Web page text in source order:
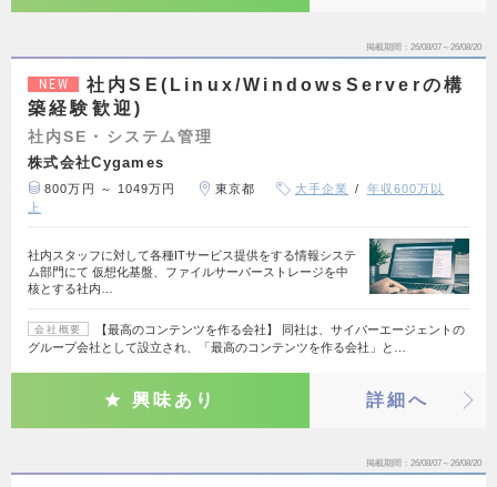
掲載期間 26/08/07～26/08/20
NEW
社内SE(Linux/WindowsServerの構
築経験歓迎)
社内SE・システム管理
株式会社Cygames
800万円 ～ 1049万円 東京都 大手企業
年収600万以
上
社内スタッフに対して各種ITサービス提供をする情報システ
ム部門にて 仮想化基盤、ファイルサーバーストレージを中
核とする社内…
会社概要
【最高のコンテンツを作る会社】 同社は、サイバーエージェントの
グループ会社として設立され、「最高のコンテンツを作る会社」と…
興味あり 詳細へ
掲載期間 26/08/07～26/08/20